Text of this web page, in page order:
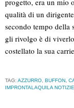
qualità di un
secondo tempo della
gli rivolgo è di
costellato la sua
TAG: AZZURRO BUFFON
IMPRONTALAQUILA NOTIZIE